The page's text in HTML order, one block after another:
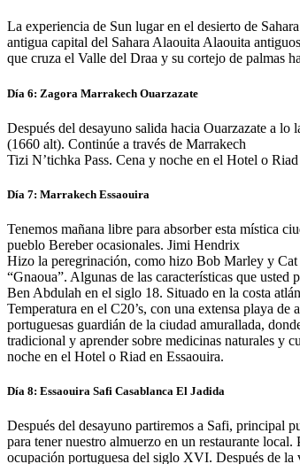
La experiencia de Sun lugar en el desierto de
antigua capital del Sahara Alaouita Alaouita
que cruza el Valle del Draa y su cortejo de palmas
Día 6: Zagora Marrakech Ouarzazate
Después del desayuno salida hacia Ouarzazate a
(1660 alt). Continúe a través de Marrakech
Tizi N’tichka Pass. Cena y noche en el Hotel o
Día 7: Marrakech Essaouira
Tenemos mañana libre para absorber esta mística
pueblo Bereber ocasionales. Jimi Hendrix
Hizo la peregrinación, como hizo Bob Marley y Cat
“Gnaoua”. Algunas de las características que
Ben Abdulah en el siglo 18. Situado en la costa
Temperatura en el C20’s, con una extensa playa
portuguesas guardián de la ciudad amurallada,
tradicional y aprender sobre medicinas naturales y
noche en el Hotel o Riad en Essaouira.
Día 8: Essaouira Safi Casablanca El Jadida
Después del desayuno partiremos a Safi, principal
para tener nuestro almuerzo en un restaurante
ocupación portuguesa del siglo XVI. Después de la